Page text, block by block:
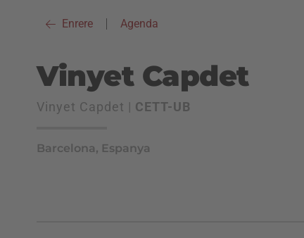
Enrere Agenda
Vinyet Capdet
Vinyet Capdet | CETT-UB
Barcelona, Espanya